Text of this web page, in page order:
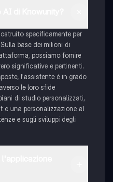
specificamente per
base dei milioni di
possiamo fornire
significative e pertinenti.
l'assistente è in grado
le loro sfide
di studio personalizzati,
una personalizzazione al
e sugli sviluppi degli